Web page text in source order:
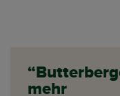
mehr